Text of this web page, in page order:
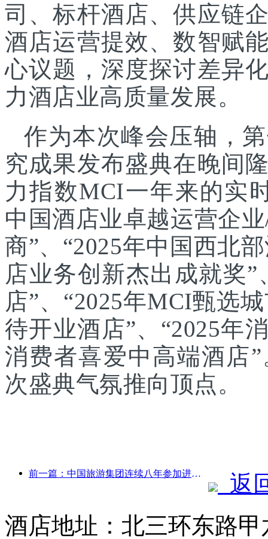
司、标杆酒店、供应链
酒店运营提效、数智赋
心议题，深度探讨差异
力酒店业高质量发展。
作为本次峰会压轴，
究成果发布盛典在晚间
力指数MCI一年来的实
中国酒店业卓越运营企
商”、“2025年中国西北
店业务创新杰出成就奖
店”、“2025年MCI甄选
待开业酒店”、“2025年
消费者喜爱中高端酒店
次盛典气氛推向顶点。
前一篇：中国旅游集团连续八年参加进博会，集中签约超10亿美元
返
酒店地址：北三环东路